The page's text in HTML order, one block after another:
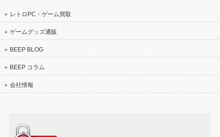
レトロPC・ゲーム買取
ゲームグッズ通販
BEEP BLOG
BEEP コラム
会社情報